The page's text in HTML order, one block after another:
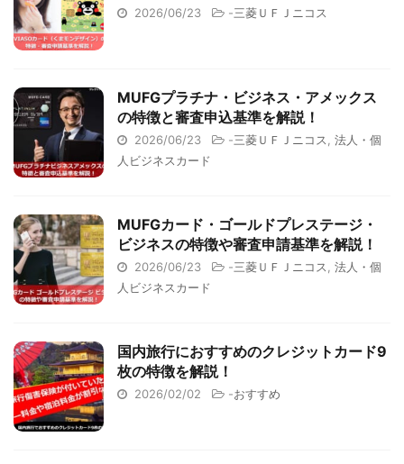
2026/06/23 -三菱ＵＦＪニコス
MUFGプラチナ・ビジネス・アメックス
の特徴と審査申込基準を解説！
2026/06/23 -三菱ＵＦＪニコス
法人・個
人ビジネスカード
MUFGカード・ゴールドプレステージ・
ビジネスの特徴や審査申請基準を解説！
2026/06/23 -三菱ＵＦＪニコス
法人・個
人ビジネスカード
国内旅行におすすめのクレジットカード9
枚の特徴を解説！
2026/02/02 -おすすめ